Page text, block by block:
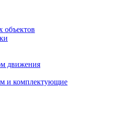
объектов
движения
и комплектующие